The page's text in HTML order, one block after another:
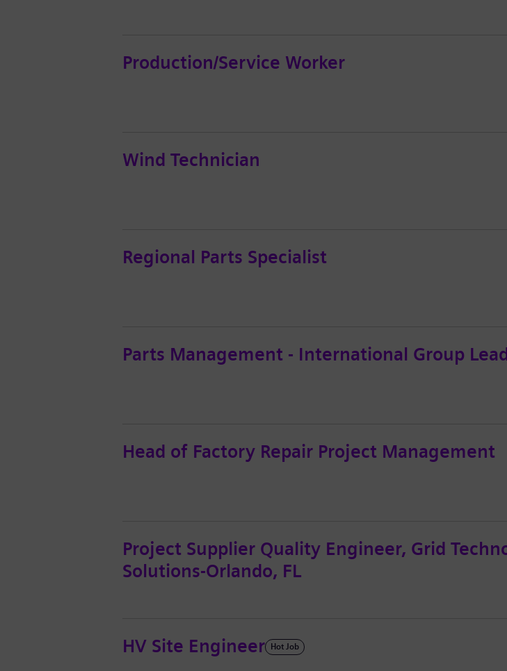
Production/Service Worker
Wind Technician
Regional Parts Specialist
Parts Management - International Group
Head of Factory Repair Project Management
Project Supplier Quality Engineer, Grid
Solutions-Orlando, FL
HV Site Engineer Hot Job